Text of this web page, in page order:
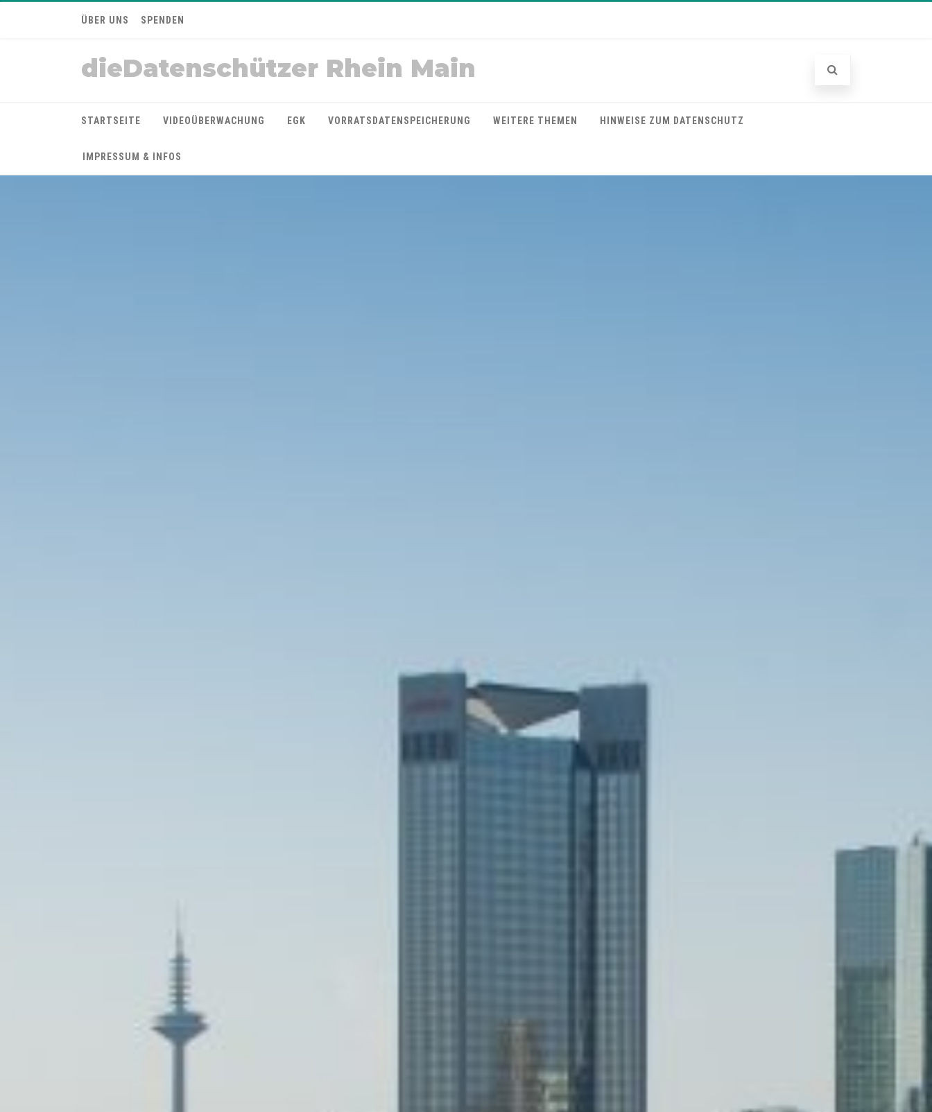
ÜBER UNS SPENDEN
dieDatenschützer Rhein Main
STARTSEITE VIDEOÜBERWACHUNG EGK VORRATSDATENSPEICHERUNG WEITERE THEMEN HINWEISE ZUM DATENSCHUTZ
IMPRESSUM & INFOS